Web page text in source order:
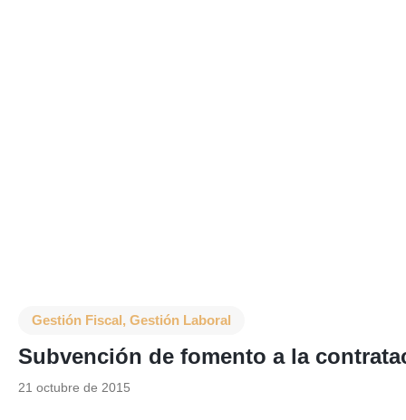
Gestión Fiscal, Gestión Laboral
Subvención de fomento a la
21 octubre de 2015